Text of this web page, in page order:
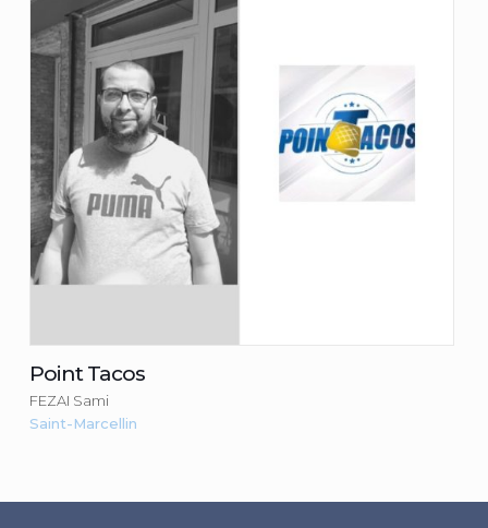
FEZAI Sami
Consulter la fiche du commerçant
Point Tacos
FEZAI Sami
Saint-Marcellin